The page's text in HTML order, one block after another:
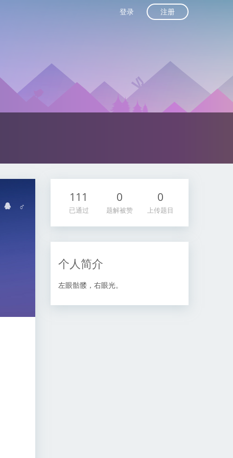
登录 注册
♂
111
已通过
0
题解被赞
0
上传题目
个人简介
左眼骷髅，右眼光。